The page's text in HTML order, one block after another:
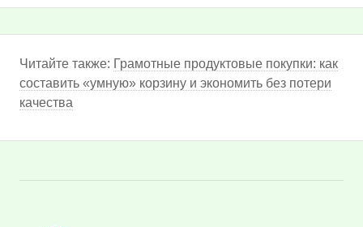
Читайте также: Грамотные продуктовые покупки: как
составить «умную» корзину и экономить без потери
качества